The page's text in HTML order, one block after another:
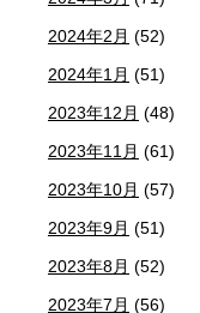
2024年2月 (52)
2024年1月 (51)
2023年12月 (48)
2023年11月 (61)
2023年10月 (57)
2023年9月 (51)
2023年8月 (52)
2023年7月 (56)